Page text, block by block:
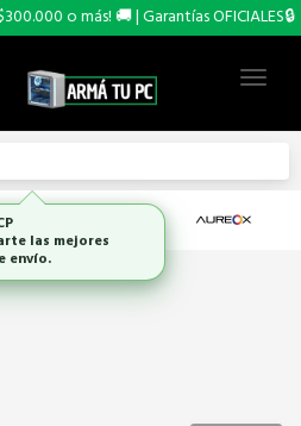
o más! 🚚 | Garantías OFICIALES🔒
las mejores
envío.